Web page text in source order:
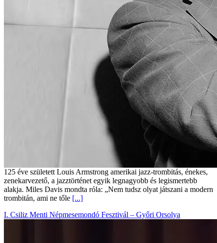
125 éve született Louis Armstrong amerikai jazz-trombitás, énekes,
zenekarvezető, a jazztörténet egyik legnagyobb és legismertebb
alakja. Miles Davis mondta róla: „Nem tudsz olyat játszani a modern
trombitán, ami ne tőle [...]
I. Csiliz Menti Népmesemondó Fesztivál – Győri Orsolya